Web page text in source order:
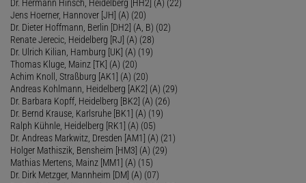
Dr. Hermann Hinsch, Heidelberg [HH2] (A) (22)
Jens Hoerner, Hannover [JH] (A) (20)
Dr. Dieter Hoffmann, Berlin [DH2] (A, B) (02)
Renate Jerecic, Heidelberg [RJ] (A) (28)
Dr. Ulrich Kilian, Hamburg [UK] (A) (19)
Thomas Kluge, Mainz [TK] (A) (20)
Achim Knoll, Straßburg [AK1] (A) (20)
Andreas Kohlmann, Heidelberg [AK2] (A) (29)
Dr. Barbara Kopff, Heidelberg [BK2] (A) (26)
Dr. Bernd Krause, Karlsruhe [BK1] (A) (19)
Ralph Kühnle, Heidelberg [RK1] (A) (05)
Dr. Andreas Markwitz, Dresden [AM1] (A) (21)
Holger Mathiszik, Bensheim [HM3] (A) (29)
Mathias Mertens, Mainz [MM1] (A) (15)
Dr. Dirk Metzger, Mannheim [DM] (A) (07)